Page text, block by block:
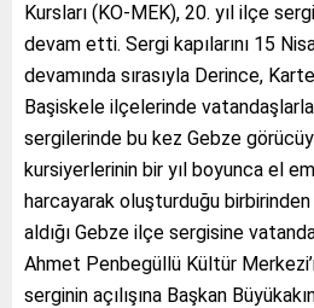
Kursları (KO-MEK), 20. yıl ilçe
devam etti. Sergi kapılarını 15
devamında sırasıyla Derince,
Başiskele ilçelerinde
sergilerinde bu kez Gebze
kursiyerlerinin bir yıl boyunca el
harcayarak oluşturduğu
aldığı Gebze ilçe sergisine
Ahmet Penbegüllü Kültür
serginin açılışına Başkan